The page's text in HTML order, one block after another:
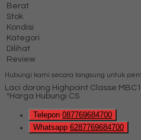
Berat
Stok
Kondisi
Kategori
Dilihat
Review
Hubungi kami secara langsung untuk
Laci dorong Highpoint Classe
*Harga Hubungi CS
Telepon 087769684700
Whatsapp 6287769684700